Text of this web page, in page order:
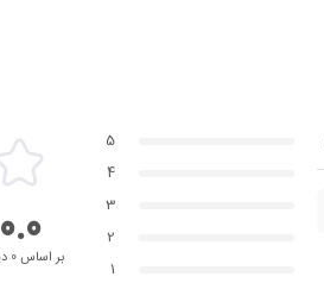
5
4
3
2
1
0.0بر اساس 0 دیدگاه